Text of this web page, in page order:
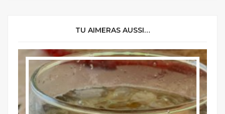
TU AIMERAS AUSSI…